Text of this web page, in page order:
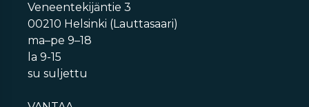
Veneentekijäntie 3
00210 Helsinki (Lauttasaari)
ma–pe 9–18
la 9-15
su suljettu